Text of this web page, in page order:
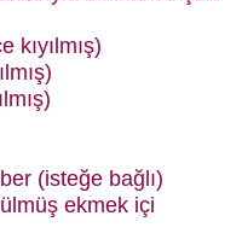
kıyılmış)
(isteğe bağlı)
ekmek içi